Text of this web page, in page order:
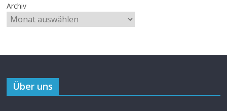
Archiv
Über uns